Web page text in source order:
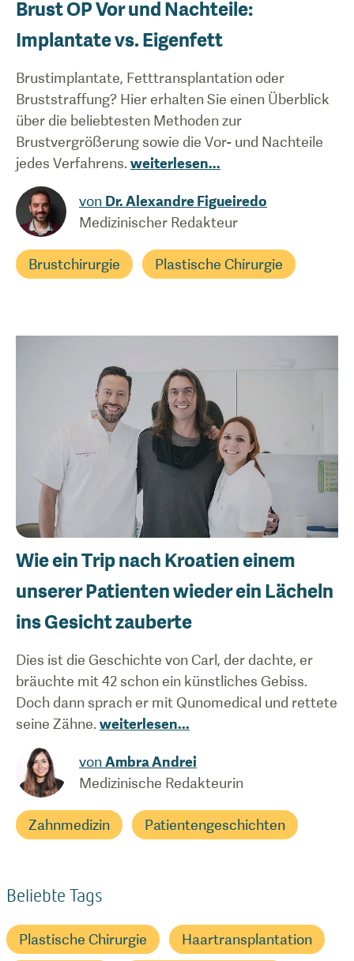
Brust OP Vor und Nachteile:
Implantate vs. Eigenfett
Brustimplantate, Fetttransplantation oder
Bruststraffung? Hier erhalten Sie einen Überblick
über die beliebtesten Methoden zur
Brustvergrößerung sowie die Vor- und Nachteile
jedes Verfahrens. weiterlesen...
von Dr. Alexandre Figueiredo
Medizinischer Redakteur
Brustchirurgie Plastische Chirurgie
Wie ein Trip nach Kroatien einem
unserer Patienten wieder ein Lächeln
ins Gesicht zauberte
Dies ist die Geschichte von Carl, der dachte, er
bräuchte mit 42 schon ein künstliches Gebiss.
Doch dann sprach er mit Qunomedical und rettete
seine Zähne. weiterlesen...
vonAmbra Andrei
Medizinische Redakteurin
Zahnmedizin Patientengeschichten
Beliebte Tags
Plastische Chirurgie Haartransplantation